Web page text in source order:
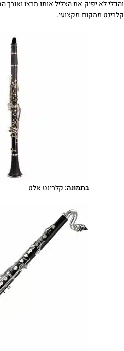
והכלי לא יפיק את הצליל אותו תרצו ואורך
קלרינט ממקום מקצועי.
בתמונה: קלרינט אלט